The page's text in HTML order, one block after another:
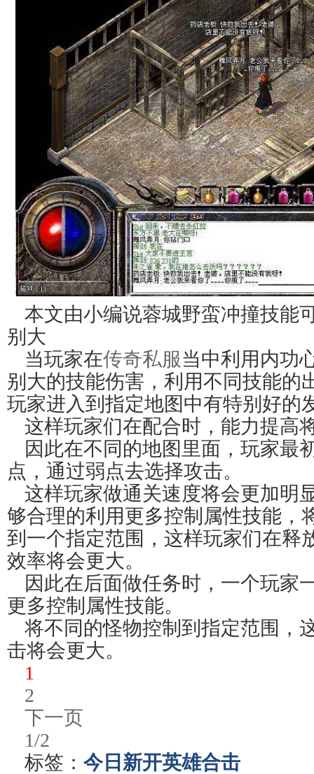
本文由小编说蓉城野蛮冲撞技能
别大
当玩家在传奇私服当中利用内功
别大的技能伤害，利用不同技能的
玩家进入到指定地图中有特别好的
这样玩家们在配合时，能力提高
因此在不同的地图里面，玩家最
点，通过弱点去选择攻击。
这样玩家做通关速度将会更加明
够合理的利用更多控制属性技能，
到一个指定范围，这样玩家们在释
效率将会更大。
因此在后面做任务时，一个玩家
更多控制属性技能。
将不同的怪物控制到指定范围，
击将会更大。
1
2
下一页
1/2
标签： 今日新开英雄合击